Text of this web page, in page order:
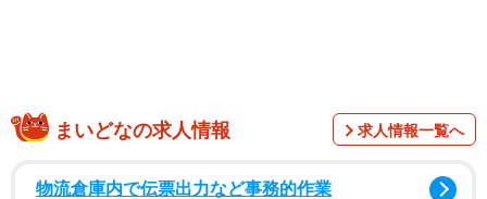
まいどなの求人情報 求人情報一覧へ
物流倉庫内で伝票出力など事務的作業